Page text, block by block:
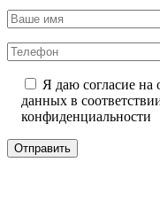
Я даю согласие на
данных в
конфиденциальности